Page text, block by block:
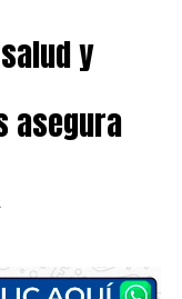
y
asegura